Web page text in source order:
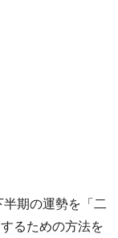
期の運勢を「二
るための方法を